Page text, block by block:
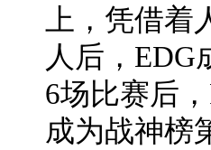
上，凭借
人后，EDG
6场比赛后
成为战神榜